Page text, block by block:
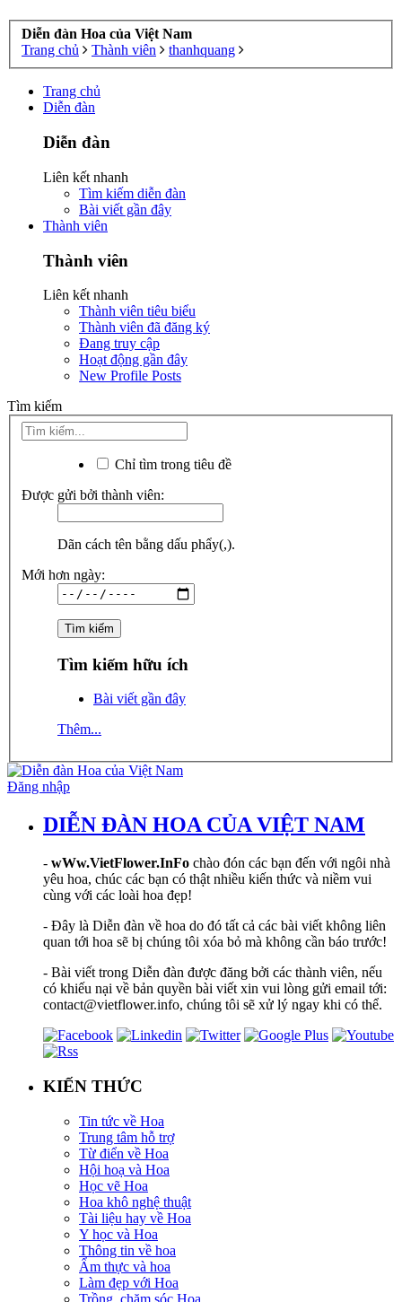
Diễn đàn Hoa của Việt Nam
Trang chủ
Thành viên thanhquang
Trang chủ
Diễn đàn
Diễn đàn
Liên kết nhanh
Tìm kiếm diễn đàn
Bài viết gần đây
Thành viên
Thành viên
Liên kết nhanh
Thành viên tiêu biểu
Thành viên đã đăng ký
Đang truy cập
Hoạt động gần đây
New Profile Posts
Tìm kiếm
Chỉ tìm trong tiêu đề
Được gửi bởi thành viên:
Dãn cách tên bằng dấu phẩy(,).
Mới hơn ngày:
Tìm kiếm hữu ích
Bài viết gần đây
Thêm...
Đăng nhập
DIỄN ĐÀN HOA CỦA VIỆT NAM
- wWw.VietFlower.InFo chào đón các bạn đến với ngôi nhà
yêu hoa, chúc các bạn có thật nhiều kiến thức và niềm vui
cùng với các loài hoa đẹp!
- Đây là Diễn đàn về hoa do đó tất cả các bài viết không liên
quan tới hoa sẽ bị chúng tôi xóa bỏ mà không cần báo trước!
- Bài viết trong Diễn đàn được đăng bởi các thành viên, nếu
có khiếu nại về bản quyền bài viết xin vui lòng gửi email tới:
contact@vietflower.info, chúng tôi sẽ xử lý ngay khi có thể.
KIẾN THỨC
Tin tức về Hoa
Trung tâm hỗ trợ
Từ điển về Hoa
Hội hoạ và Hoa
Học vẽ Hoa
Hoa khô nghệ thuật
Tài liệu hay về Hoa
Y học và Hoa
Thông tin về hoa
Ẩm thực và hoa
Làm đẹp với Hoa
Trồng, chăm sóc Hoa